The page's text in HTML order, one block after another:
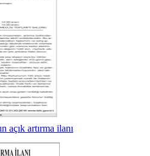
açık artırma ilanı